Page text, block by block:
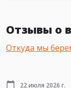
Отзывы о
Откуда мы
22 июля 2026 г.